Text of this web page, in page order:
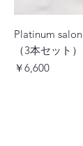
Platinum
（3本セット）
価格
￥6,600